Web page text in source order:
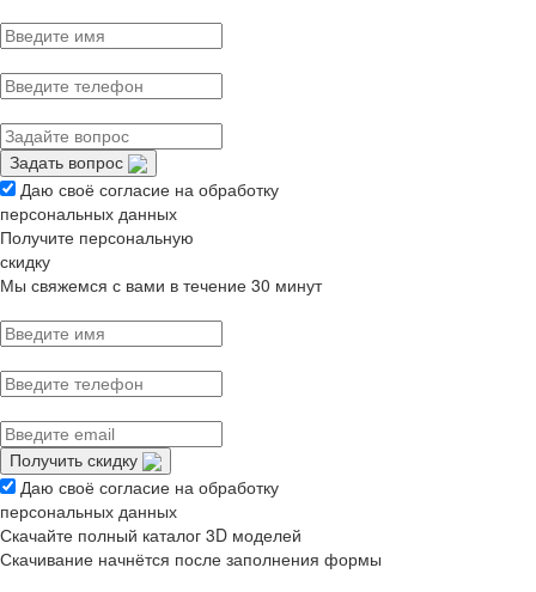
Задать вопрос
Даю своё согласие на обработку
персональных данных
Получите персональную
скидку
Мы свяжемся с вами в течение 30 минут
Получить скидку
Даю своё согласие на обработку
персональных данных
Скачайте полный каталог 3D моделей
Скачивание начнётся после заполнения формы